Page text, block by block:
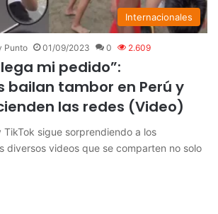
Internacionales
Punto 01/09/2023 0 2.609
mi pedido”:
bailan tambor en Perú y
las redes (Video)
TikTok sigue sorprendiendo a los
diversos videos que se comparten no solo